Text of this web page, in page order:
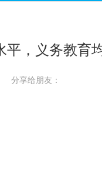
平，义务教育
分享给朋友：